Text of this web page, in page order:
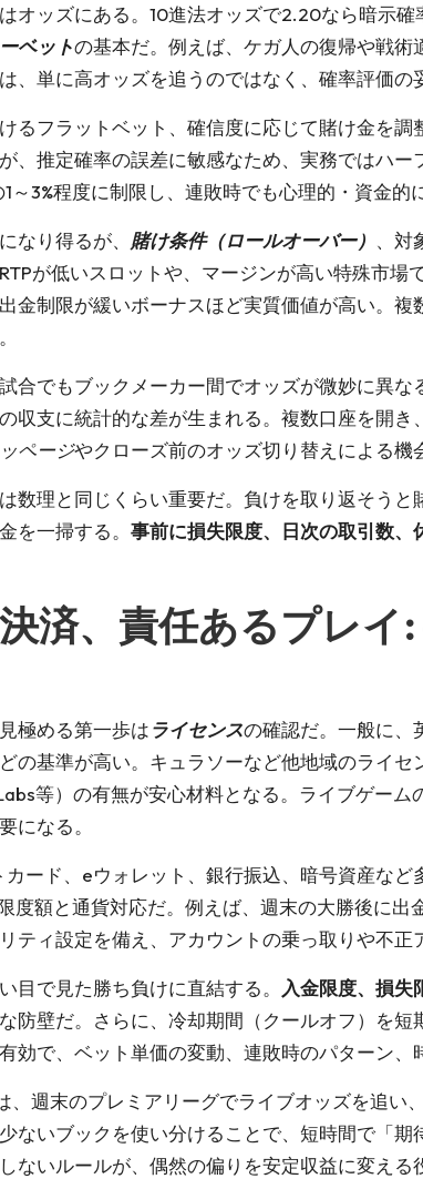
オッズにある。10進法オッズで2.20なら暗示
ベットの基本だ。例えば、ケガ人の復帰や戦
、単に高オッズを追うのではなく、確率評価の
るフラットベット、確信度に応じて賭け金を調
、推定確率の誤差に敏感なため、実務ではハ
～3%程度に制限し、連敗時でも心理的・資金的
なり得るが、 賭け条件（ロールオーバー） 、対
が低いスロットや、マージンが高い特殊市
金制限が緩いボーナスほど実質価値が高い。
合でもブックメーカー間でオッズが微妙に異
収支に統計的な差が生まれる。複数口座を開
ページやクローズ前のオッズ切り替えによる機
数理と同じくらい重要だ。負けを取り返そう
を一掃する。 事前に損失限度、日次の取引数、
済、責任あるプレ
極める第一歩はライセンスの確認だ。一般に、
の基準が高い。キュラソーなど他地域のライ
等）の有無が安心材料となる。ライブゲー
になる。
ード、eウォレット、銀行振込、暗号資産など
度額と通貨対応だ。例えば、週末の大勝後に
ティ設定を備え、アカウントの乗っ取りや不
目で見た勝ち負けに直結する。 入金限度、損失
防壁だ。さらに、冷却期間（クールオフ）を
効で、ベット単価の変動、連敗時のパターン、
、週末のプレミアリーグでライブオッズを追
ないブックを使い分けることで、短時間で「
ないルールが、偶然の偏りを安定収益に変える